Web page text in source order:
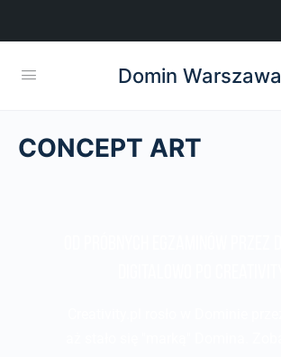
Domin Warszawa
CONCEPT ART